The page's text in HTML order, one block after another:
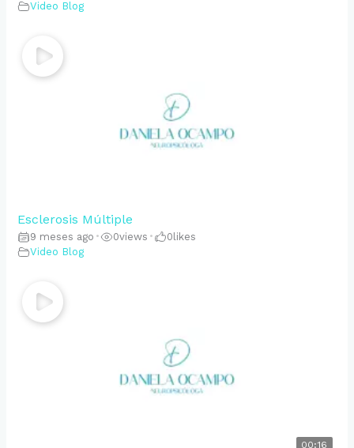
Video Blog
Esclerosis Múltiple
9 meses ago • 0views • 0likes
Video Blog
00:16